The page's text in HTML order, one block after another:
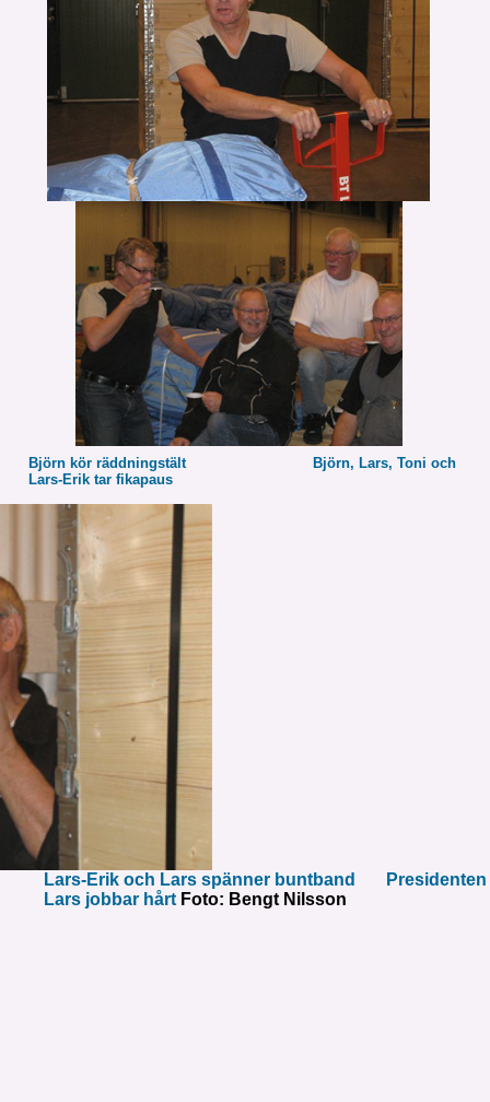
Björn kör räddningstält Björn, Lars, Toni och
Lars-Erik tar fikapaus
Lars-Erik och Lars spänner buntband Presidenten
Lars jobbar hårt Foto: Bengt Nilsson